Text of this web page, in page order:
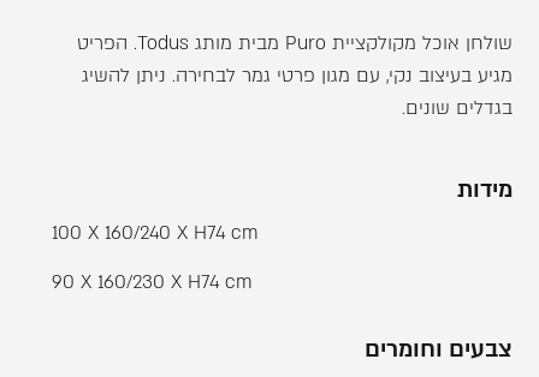
שולחן אוכל מקולקציית Puro מבית מותג Todus. הפריט
מגיע בעיצוב נקי, עם מגון פרטי גמר לבחירה. ניתן להשיג
בגדלים שונים.
מידות
100 X 160/240 X H74 cm
90 X 160/230 X H74 cm
צבעים וחומרים